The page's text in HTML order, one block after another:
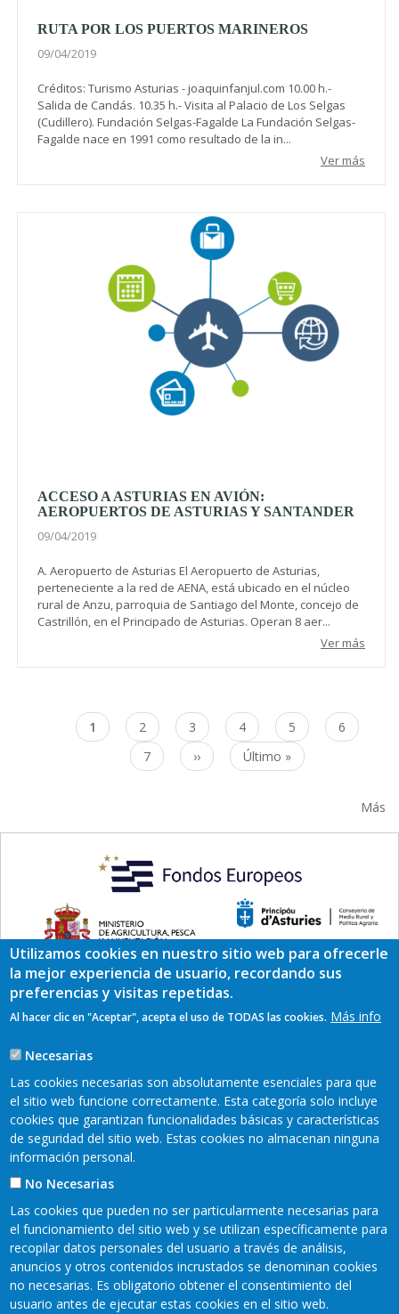
RUTA POR LOS PUERTOS MARINEROS
09/04/2019
Créditos: Turismo Asturias - joaquinfanjul.com 10.00 h.-
Salida de Candás. 10.35 h.- Visita al Palacio de Los Selgas
(Cudillero). Fundación Selgas-Fagalde La Fundación Selgas-
Fagalde nace en 1991 como resultado de la in...
Ver más
ACCESO A ASTURIAS EN AVIÓN:
AEROPUERTOS DE ASTURIAS Y SANTANDER
09/04/2019
A. Aeropuerto de Asturias El Aeropuerto de Asturias,
perteneciente a la red de AENA, está ubicado en el núcleo
rural de Anzu, parroquia de Santiago del Monte, concejo de
Castrillón, en el Principado de Asturias. Operan 8 aer...
Ver más
PaginaciónPágina
actual
1 Page
2 Page
3 Page
4 Page
5 Page
6
Page
7
Siguiente
página
››
Última
página
Último »
Más
READER 2018©
Pie
de
página
Contacto
Accesibilidad
Utilizamos cookies en nuestro sitio web para ofrecerle
la mejor experiencia de usuario, recordando sus
preferencias y visitas repetidas.
Al hacer clic en "Aceptar", acepta el uso de TODAS las cookies. Más info
Necesarias
Las cookies necesarias son absolutamente esenciales para que
el sitio web funcione correctamente. Esta categoría solo incluye
cookies que garantizan funcionalidades básicas y características
de seguridad del sitio web. Estas cookies no almacenan ninguna
información personal.
No Necesarias
Las cookies que pueden no ser particularmente necesarias para
el funcionamiento del sitio web y se utilizan específicamente para
recopilar datos personales del usuario a través de análisis,
anuncios y otros contenidos incrustados se denominan cookies
no necesarias. Es obligatorio obtener el consentimiento del
usuario antes de ejecutar estas cookies en el sitio web.